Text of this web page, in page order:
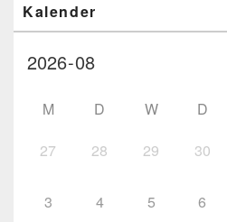
zijbalk
widget
Kalender
M D W D
27 28 29 30
3 4 5 6